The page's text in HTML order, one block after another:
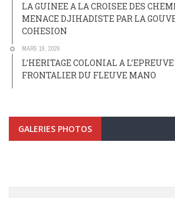
LA GUINEE A LA CROISEE DES
MENACE DJIHADISTE PAR LA
COHESION
MARS 19, 2026
L’HERITAGE COLONIAL A
FRONTALIER DU FLEUVE MANO
GALERIES PHOTOS